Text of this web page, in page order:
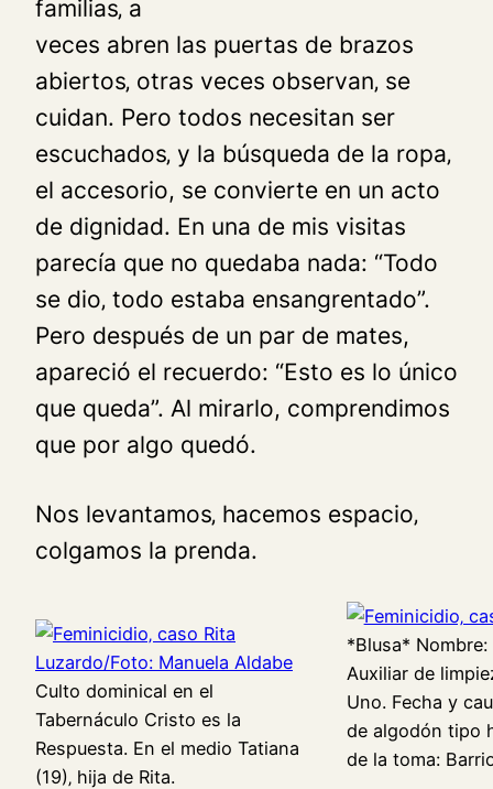
familias‚ a
veces abren las puertas de brazos
abiertos‚ otras veces observan‚ se
cuidan. Pero todos necesitan ser
escuchados‚ y la búsqueda de la ropa‚
el accesorio, se convierte en un acto
de dignidad. En una de mis visitas
parecía que no quedaba nada: “Todo
se dio‚ todo estaba ensangrentado”.
Pero después de un par de mates,
apareció el recuerdo: “Esto es lo único
que queda”. Al mirarlo, comprendimos
que por algo quedó.
Nos levantamos‚ hacemos espacio‚
colgamos la prenda.
Culto dominical en el
Tabernáculo Cristo es la
Respuesta. En el medio Tatiana
(19)‚ hija de Rita.
*Blusa* Nombre:
Auxiliar de
Uno. Fecha y
de algodón tipo
de la toma: